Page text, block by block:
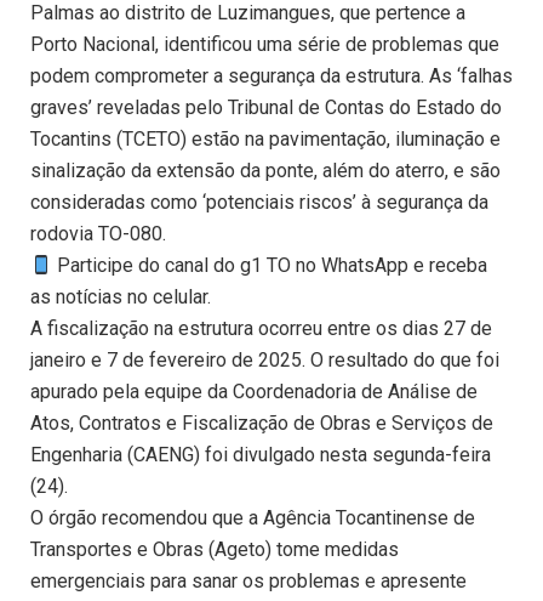
Palmas ao distrito de Luzimangues, que pertence a
Porto Nacional, identificou uma série de problemas que
podem comprometer a segurança da estrutura. As ‘falhas
graves’ reveladas pelo Tribunal de Contas do Estado do
Tocantins (TCETO) estão na pavimentação, iluminação e
sinalização da extensão da ponte, além do aterro, e são
consideradas como ‘potenciais riscos’ à segurança da
rodovia TO-080.
Participe do canal do g1 TO no WhatsApp e receba
as notícias no celular.
A fiscalização na estrutura ocorreu entre os dias 27 de
janeiro e 7 de fevereiro de 2025. O resultado do que foi
apurado pela equipe da Coordenadoria de Análise de
Atos, Contratos e Fiscalização de Obras e Serviços de
Engenharia (CAENG) foi divulgado nesta segunda-feira
(24).
O órgão recomendou que a Agência Tocantinense de
Transportes e Obras (Ageto) tome medidas
emergenciais para sanar os problemas e apresente